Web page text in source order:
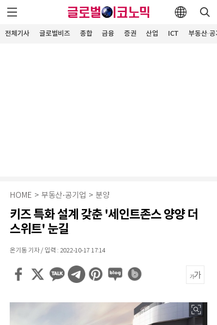
전체기사 글로벌비즈 종합 금융 증권 산업 ICT 부동산·
HOME > 부동산·공기업 > 분양
키즈 특화 설계 갖춘 '세인트존스 양양 더
스위트' 눈길
온기동 기자 / 입력 : 2022-10-17 17:14